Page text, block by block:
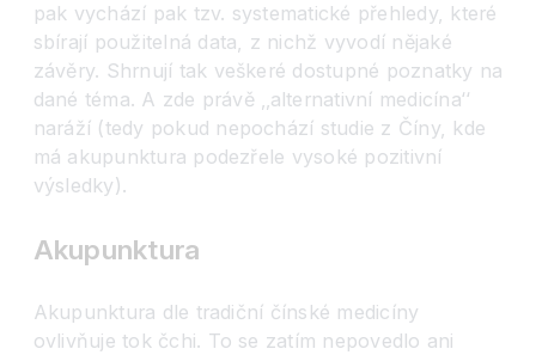
pak vychází pak tzv. systematické přehledy, které
sbírají použitelná data, z nichž vyvodí nějaké
závěry. Shrnují tak veškeré dostupné poznatky na
dané téma. A zde právě ‚‚alternativní medicína‘‘
naráží (tedy pokud nepochází studie z Číny, kde
má akupunktura podezřele vysoké pozitivní
výsledky).
Akupunktura
Akupunktura dle tradiční čínské medicíny
ovlivňuje tok čchi. To se zatím nepovedlo ani